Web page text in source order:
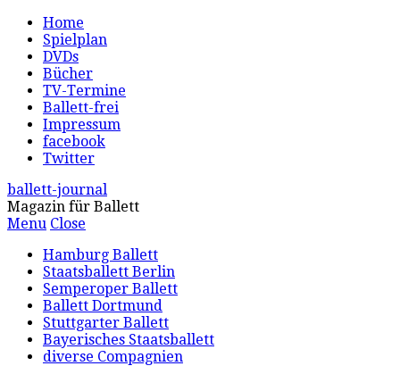
Home
Spielplan
DVDs
Bücher
TV-Termine
Ballett-frei
Impressum
facebook
Twitter
ballett-journal
Magazin für Ballett
Menu Close
Hamburg Ballett
Staatsballett Berlin
Semperoper Ballett
Ballett Dortmund
Stuttgarter Ballett
Bayerisches Staatsballett
diverse Compagnien